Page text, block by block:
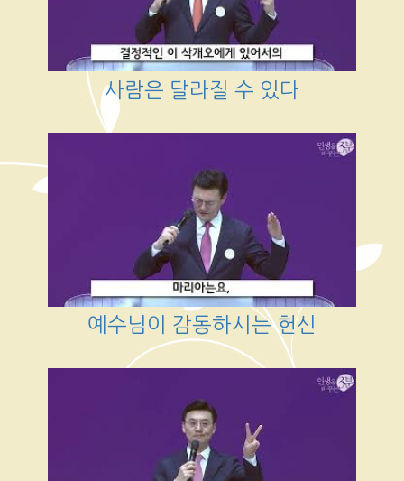
사람은 달라질 수 있다
예수님이 감동하시는 헌신